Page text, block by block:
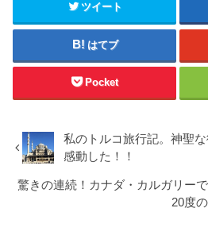
ツイート
はてブ
Pocket
私のトルコ旅行記。神聖
感動した！！
驚きの連続！カナダ・カルガリー
20度